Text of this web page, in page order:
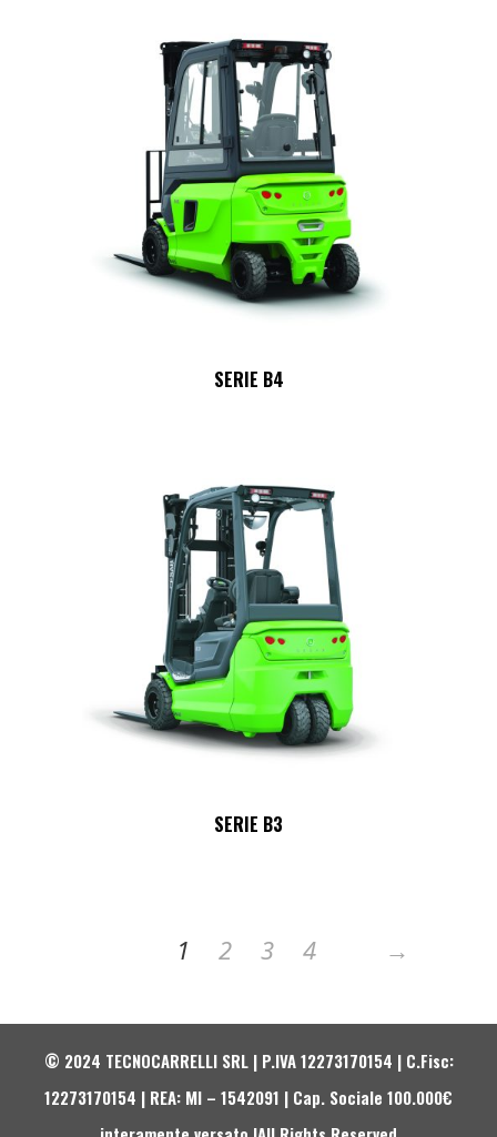
SERIE B4
SERIE B3
1 2 3 4 →
© 2024 TECNOCARRELLI SRL| P.IVA 12273170154 | C.Fisc:
12273170154 | REA: MI – 1542091 | Cap. Sociale 100.000€